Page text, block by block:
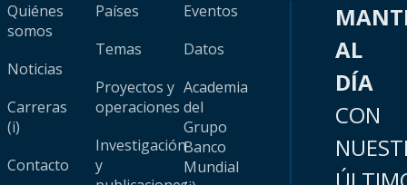
Quiénes
somos
Noticias
Carreras
(i)
Contacto
Países
Temas
Proyectos y
operaciones
Investigación
y
Eventos
Datos
Academia
del
Grupo
Banco
Mundial
AL
DÍA
CON